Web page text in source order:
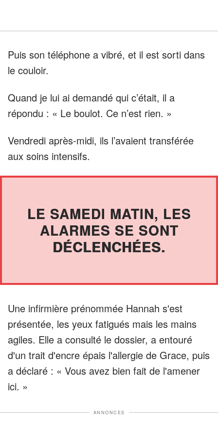
Puis son téléphone a vibré, et il est sorti dans
le couloir.
Quand je lui ai demandé qui c’était, il a
répondu : « Le boulot. Ce n’est rien. »
Vendredi après-midi, ils l’avaient transférée
aux soins intensifs.
LE SAMEDI MATIN, LES
ALARMES SE SONT
DÉCLENCHÉES.
Une infirmière prénommée Hannah s'est
présentée, les yeux fatigués mais les mains
agiles. Elle a consulté le dossier, a entouré
d'un trait d'encre épais l'allergie de Grace, puis
a déclaré : « Vous avez bien fait de l'amener
ici. »
ANNONCES